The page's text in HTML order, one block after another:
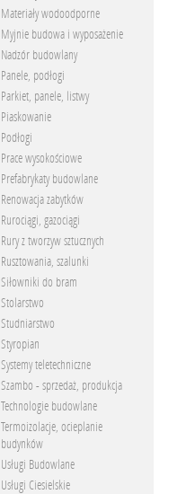
Materiały wodoodporne
Myjnie budowa i wyposażenie
Nadzór budowlany
Panele, podłogi
Parkiet, panele, listwy
Piaskowanie
Podłogi
Prace wysokościowe
Prefabrykaty budowlane
Renowacja zabytków
Rurociągi, gazociągi
Rury z tworzyw sztucznych
Rusztowania, szalunki
Siłowniki do bram
Stolarstwo
Studniarstwo
Styropian
Systemy teletechniczne
Szambo - sprzedaż, produkcja
Technologie budowlane
Termoizolacje, ocieplanie
budynków
Usługi Budowlane
Usługi Ciesielskie